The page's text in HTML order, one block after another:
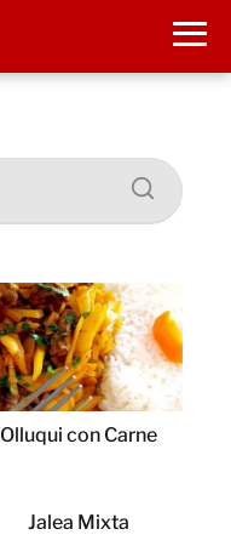
Olluqui con Carne
Jalea Mixta